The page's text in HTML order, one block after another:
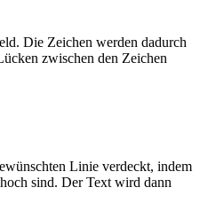
Die Zeichen werden dadurch
zwischen den Zeichen
Linie verdeckt, indem
sind. Der Text wird dann